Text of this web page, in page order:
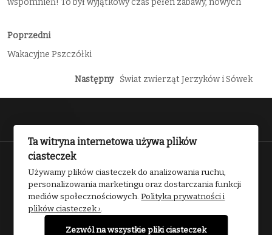
wspomnień! To był wyjątkowy czas pełen zabawy, nowych
Poprzedni
Wakacyjne Pszczółki
Następny Świat zwierząt Jerzyków i Sówek
Przedszkole nr 2 w Kwidzynie 2025
Ta witryna internetowa używa plików
ciasteczek
Używamy plików ciasteczek do analizowania ruchu,
personalizowania marketingu oraz dostarczania funkcji
mediów społecznościowych.Polityka prywatności i
plików ciasteczek ›.
Zezwól na wszystkie pliki ciasteczek